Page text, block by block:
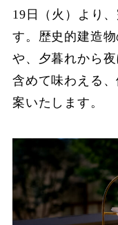
19日（火）より
す。歴史的建造
や、夕暮れから
含めて味わえる
案いたします。